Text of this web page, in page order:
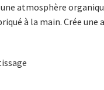
atmosphère
à la main. Crée